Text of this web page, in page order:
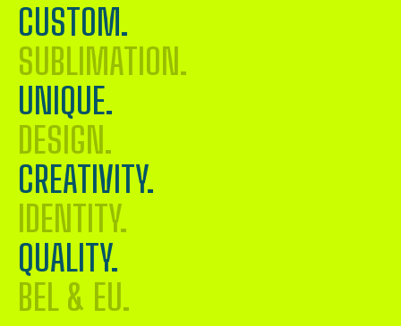
CUSTOM.
SUBLIMATION.
UNIQUE.
DESIGN.
CREATIVITY.
IDENTITY.
QUALITY.
BEL & EU.